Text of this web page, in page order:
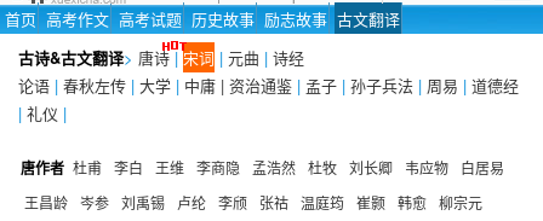
首页 高考作文 高考试题 历史故事 励志故事 古文翻译
古诗&古文翻译> 唐诗|宋词 | 元曲 | 诗经
论语 | 春秋左传 | 大学 | 中庸 | 资治通鉴 | 孟子 | 孙子兵法 | 周易 | 道德经
| 礼仪 |
唐作者 杜甫 李白 王维 李商隐 孟浩然 杜牧 刘长卿 韦应物
白居易
王昌龄 岑参 刘禹锡 卢纶 李颀 张祜 温庭筠 崔颢 韩愈 柳宗元